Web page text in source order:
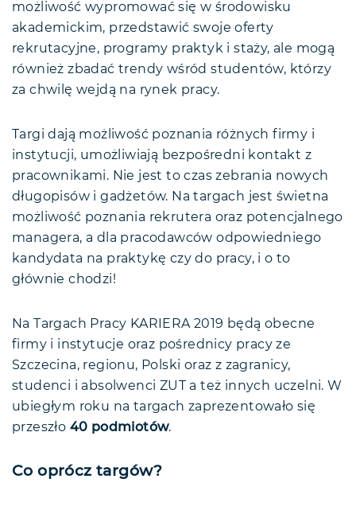
możliwość wypromować się w środowisku
akademickim, przedstawić swoje oferty
rekrutacyjne, programy praktyk i staży, ale mogą
również zbadać trendy wśród studentów, którzy
za chwilę wejdą na rynek pracy.
Targi dają możliwość poznania różnych firmy i
instytucji, umożliwiają bezpośredni kontakt z
pracownikami. Nie jest to czas zebrania nowych
długopisów i gadżetów. Na targach jest świetna
możliwość poznania rekrutera oraz potencjalnego
managera, a dla pracodawców odpowiedniego
kandydata na praktykę czy do pracy, i o to
głównie chodzi!
Na Targach Pracy KARIERA 2019 będą obecne
firmy i instytucje oraz pośrednicy pracy ze
Szczecina, regionu, Polski oraz z zagranicy,
studenci i absolwenci ZUT a też innych uczelni. W
ubiegłym roku na targach zaprezentowało się
przeszło 40 podmiotów.
Co oprócz targów?